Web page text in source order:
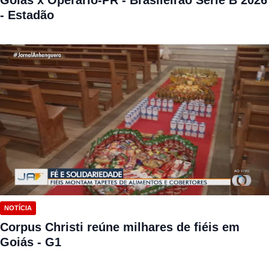
- Estadão
NOTÍCIA
Corpus Christi reúne milhares de fiéis em
Goiás - G1